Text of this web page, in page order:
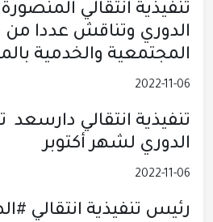
تنفيذية انتقالي
الدوري وتناقش عددا من
المجتمعية والخدمية
2022-11-06
تنفيذية انتقالي دارسعد
الدوري لشهر أكتوبر
2022-11-06
رئيس تنفيذية انتقالي